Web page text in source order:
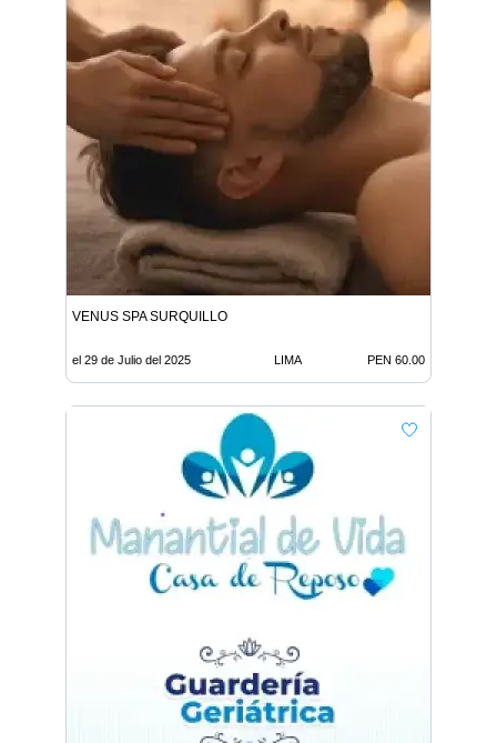
VENUS SPA SURQUILLO
el 29 de Julio del 2025 LIMA PEN 60.00